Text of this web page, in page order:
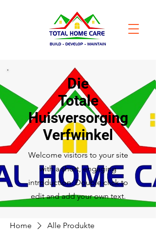
Die
Totale
Huisversorging
Verfwinkel
Welcome visitors to your site
with a short, engaging
introduction. Double click to
edit and add your own text.
Home Alle Produkte